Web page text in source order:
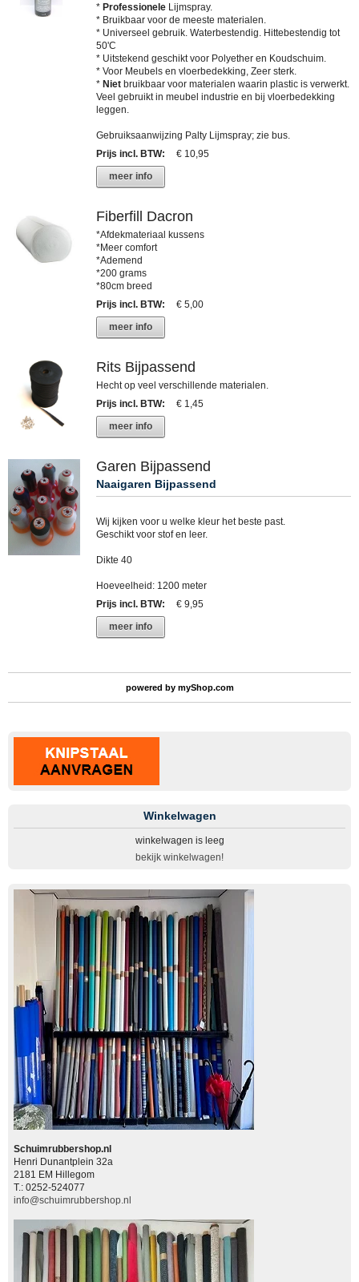
* Professionele Lijmspray.
* Bruikbaar voor de meeste materialen.
* Universeel gebruik. Waterbestendig. Hittebestendig tot
50'C
* Uitstekend geschikt voor Polyether en Koudschuim.
* Voor Meubels en vloerbedekking, Zeer sterk.
* Niet bruikbaar voor materialen waarin plastic is verwerkt.
Veel gebruikt in meubel industrie en bij vloerbedekking
leggen.
Gebruiksaanwijzing Palty Lijmspray; zie bus.
Prijs incl. BTW:
€ 10,95
meer info
Fiberfill Dacron
*Afdekmateriaal kussens
*Meer comfort
*Ademend
*200 grams
*80cm breed
Prijs incl. BTW:
€ 5,00
meer info
Rits Bijpassend
Hecht op veel verschillende materialen.
Prijs incl. BTW:
€ 1,45
meer info
Garen Bijpassend
Naaigaren Bijpassend
Wij kijken voor u welke kleur het beste past.
Geschikt voor stof en leer.
Dikte 40
Hoeveelheid: 1200 meter
Prijs incl. BTW:
€ 9,95
meer info
powered by myShop.com
Winkelwagen
winkelwagen is leeg
bekijk winkelwagen!
Schuimrubbershop.nl
Henri Dunantplein 32a
2181 EM Hillegom
T.: 0252-524077
info@schuimrubbershop.nl